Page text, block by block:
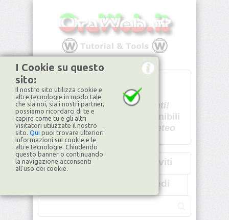
U - -
Spiacenti!
non disponibili
Dati meteo
©2026ilMeteo.it
Iscriviti
Accedi
I Cookie su questo
sito:
Il nostro sito utilizza cookie e
altre tecnologie in modo tale
che sia noi, sia i nostri partner,
possiamo ricordarci di te e
capire come tu e gli altri
visitatori utilizzate il nostro
sito. Qui puoi trovare ulteriori
informazioni sui cookie e le
altre tecnologie. Chiudendo
questo banner o continuando
la navigazione acconsenti
all'uso dei cookie.